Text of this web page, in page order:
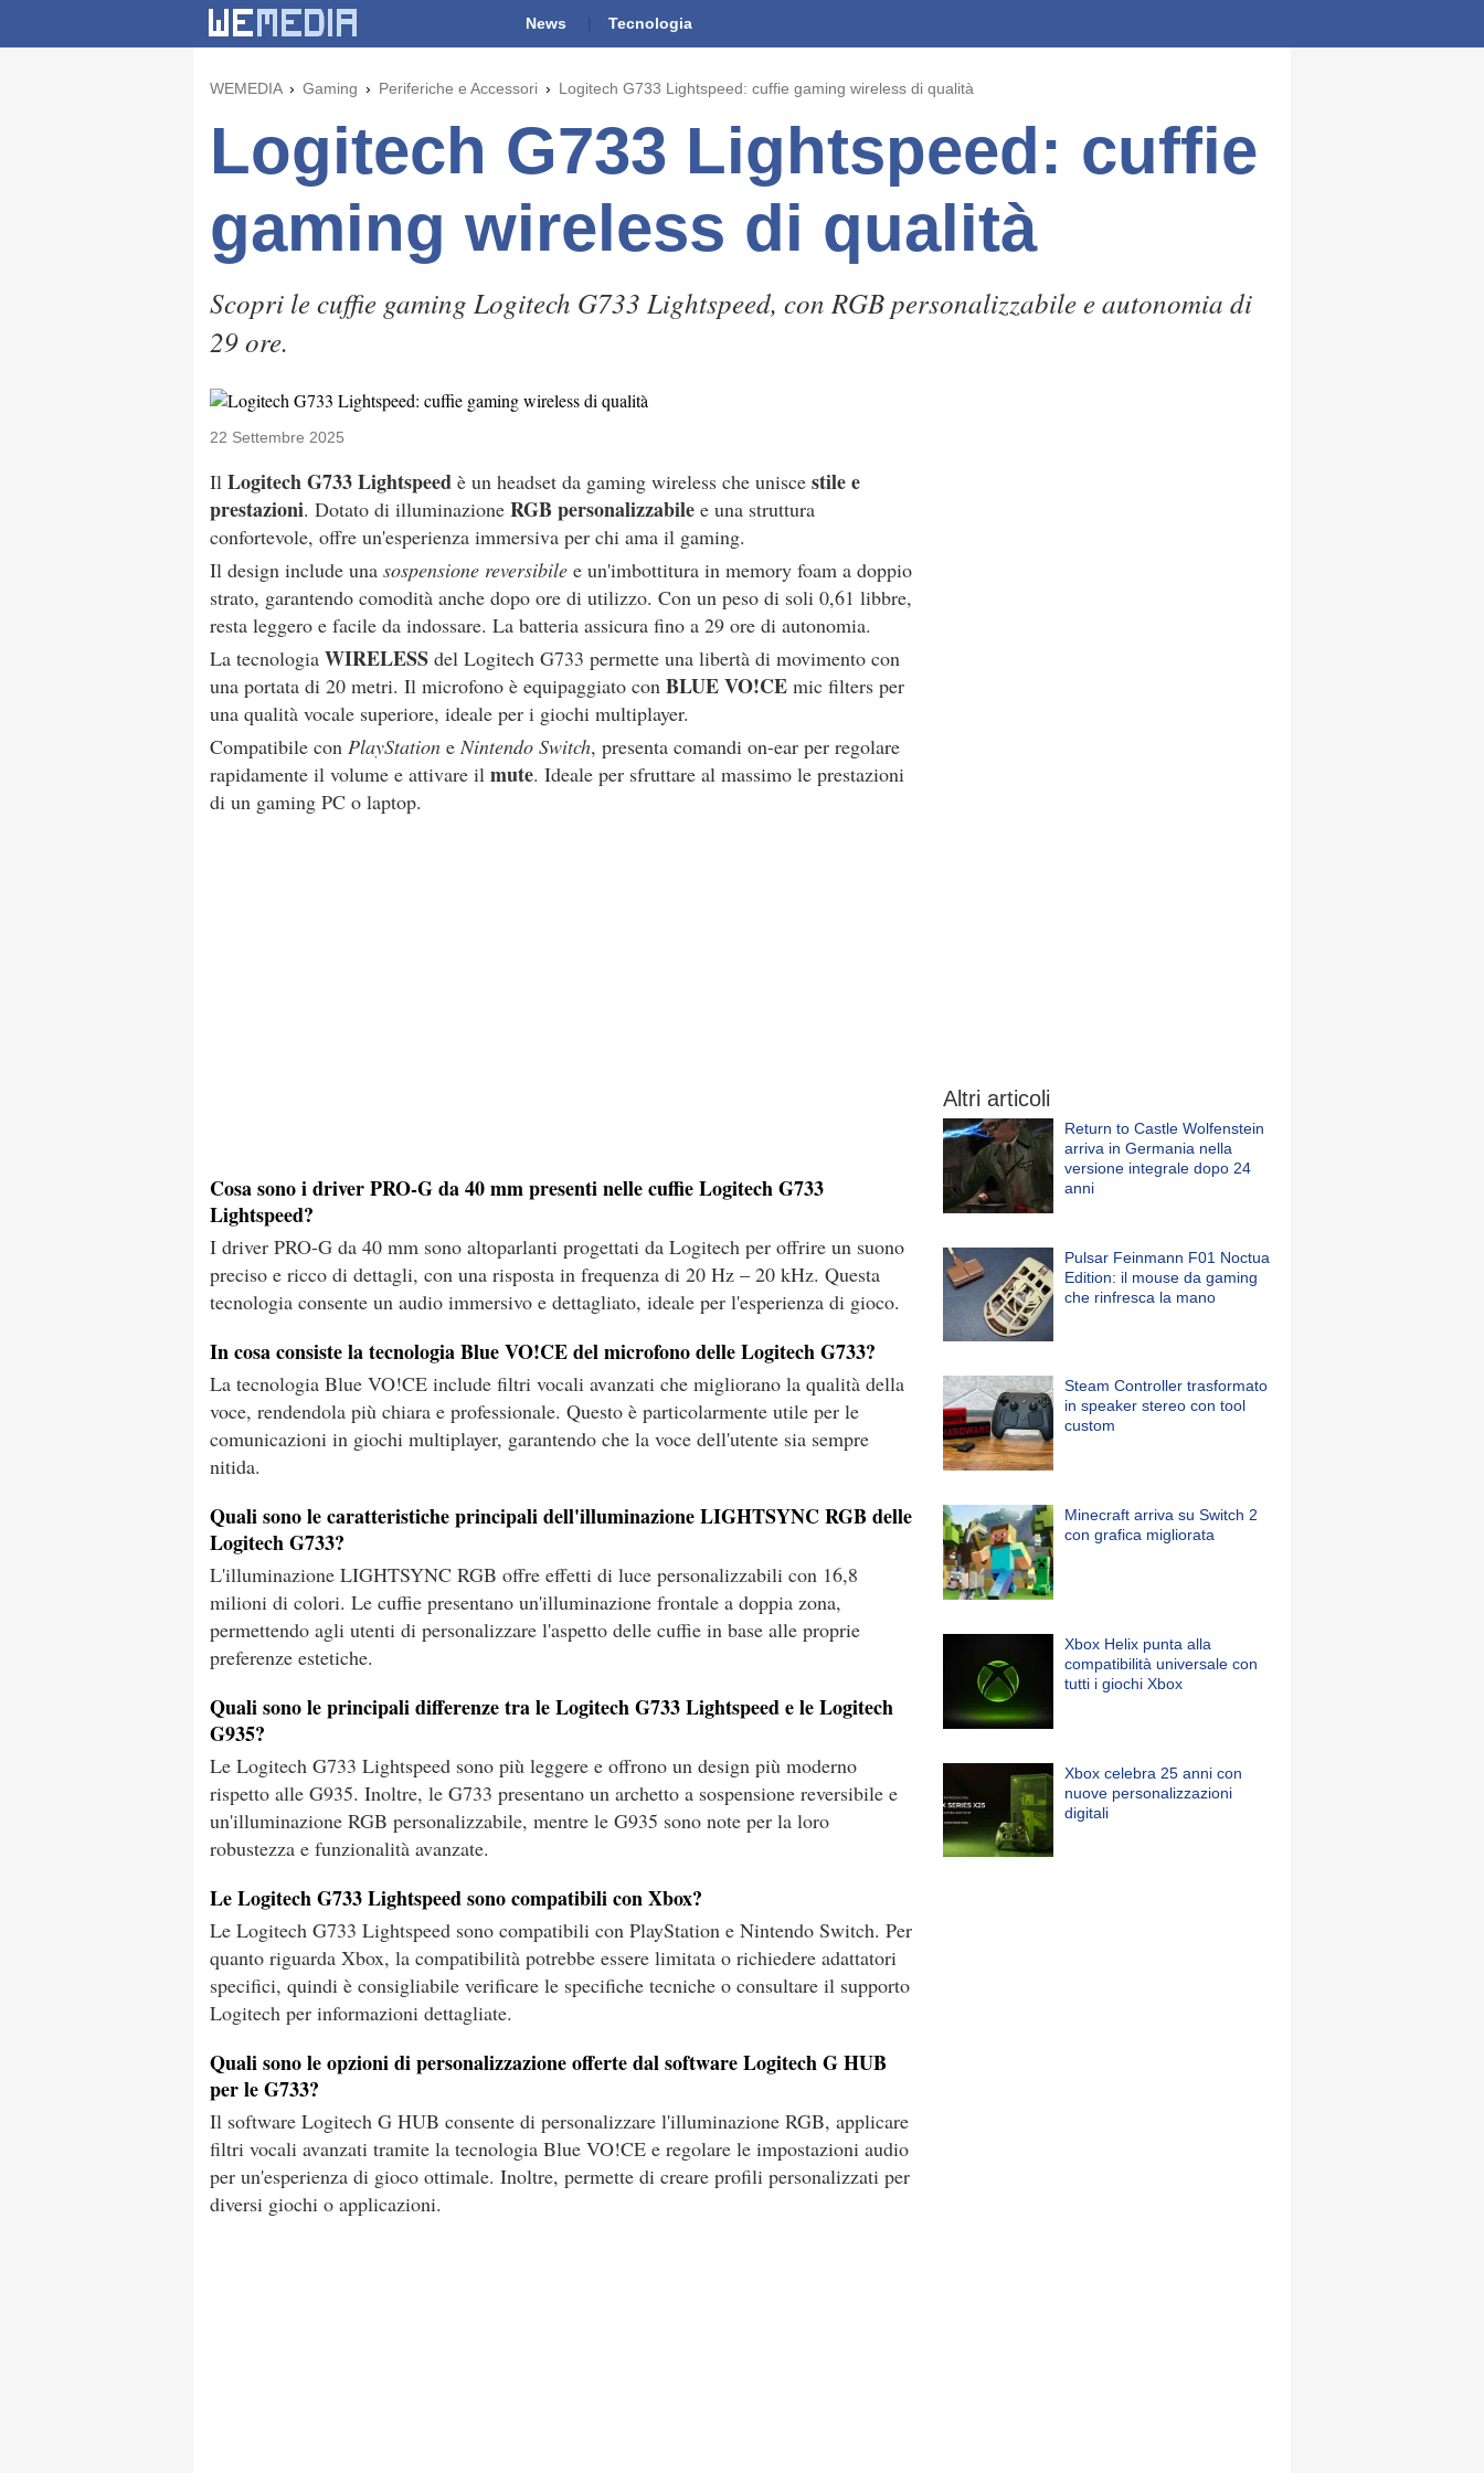
News Tecnologia
WEMEDIA Gaming Periferiche e Accessori Logitech G733 Lightspeed: cuffie gaming wireless di qualità
Logitech G733 Lightspeed: cuffie
gaming wireless di qualità
Scopri le cuffie gaming Logitech G733 Lightspeed, con RGB personalizzabile e autonomia di
29 ore.
22 Settembre 2025
Il Logitech G733 Lightspeed è un headset da gaming wireless che unisce stile e
prestazioni. Dotato di illuminazione RGB personalizzabile e una struttura
confortevole, offre un'esperienza immersiva per chi ama il gaming.
Il design include una sospensione reversibile e un'imbottitura in memory foam a doppio
strato, garantendo comodità anche dopo ore di utilizzo. Con un peso di soli 0,61 libbre,
resta leggero e facile da indossare. La batteria assicura fino a 29 ore di autonomia.
La tecnologia WIRELESS del Logitech G733 permette una libertà di movimento con
una portata di 20 metri. Il microfono è equipaggiato con BLUE VO!CE mic filters per
una qualità vocale superiore, ideale per i giochi multiplayer.
Compatibile con PlayStation eNintendo Switch, presenta comandi on-ear per regolare
rapidamente il volume e attivare il mute. Ideale per sfruttare al massimo le prestazioni
di un gaming PC o laptop.
Cosa sono i driver PRO-G da 40 mm presenti nelle cuffie Logitech G733
Lightspeed?
I driver PRO-G da 40 mm sono altoparlanti progettati da Logitech per offrire un suono
preciso e ricco di dettagli, con una risposta in frequenza di 20 Hz – 20 kHz. Questa
tecnologia consente un audio immersivo e dettagliato, ideale per l'esperienza di gioco.
In cosa consiste la tecnologia Blue VO!CE del microfono delle Logitech G733?
La tecnologia Blue VO!CE include filtri vocali avanzati che migliorano la qualità della
voce, rendendola più chiara e professionale. Questo è particolarmente utile per le
comunicazioni in giochi multiplayer, garantendo che la voce dell'utente sia sempre
nitida.
Quali sono le caratteristiche principali dell'illuminazione LIGHTSYNC RGB delle
Logitech G733?
L'illuminazione LIGHTSYNC RGB offre effetti di luce personalizzabili con 16,8
milioni di colori. Le cuffie presentano un'illuminazione frontale a doppia zona,
permettendo agli utenti di personalizzare l'aspetto delle cuffie in base alle proprie
preferenze estetiche.
Quali sono le principali differenze tra le Logitech G733 Lightspeed e le Logitech
G935?
Le Logitech G733 Lightspeed sono più leggere e offrono un design più moderno
rispetto alle G935. Inoltre, le G733 presentano un archetto a sospensione reversibile e
un'illuminazione RGB personalizzabile, mentre le G935 sono note per la loro
robustezza e funzionalità avanzate.
Le Logitech G733 Lightspeed sono compatibili con Xbox?
Le Logitech G733 Lightspeed sono compatibili con PlayStation e Nintendo Switch. Per
quanto riguarda Xbox, la compatibilità potrebbe essere limitata o richiedere adattatori
specifici, quindi è consigliabile verificare le specifiche tecniche o consultare il supporto
Logitech per informazioni dettagliate.
Quali sono le opzioni di personalizzazione offerte dal software Logitech G HUB
per le G733?
Il software Logitech G HUB consente di personalizzare l'illuminazione RGB, applicare
filtri vocali avanzati tramite la tecnologia Blue VO!CE e regolare le impostazioni audio
per un'esperienza di gioco ottimale. Inoltre, permette di creare profili personalizzati per
diversi giochi o applicazioni.
Altri articoli
Return to Castle Wolfenstein
arriva in Germania nella
versione integrale dopo 24
anni
Pulsar Feinmann F01 Noctua
Edition: il mouse da gaming
che rinfresca la mano
Steam Controller trasformato
in speaker stereo con tool
custom
Minecraft arriva su Switch 2
con grafica migliorata
Xbox Helix punta alla
compatibilità universale con
tutti i giochi Xbox
Xbox celebra 25 anni con
nuove personalizzazioni
digitali